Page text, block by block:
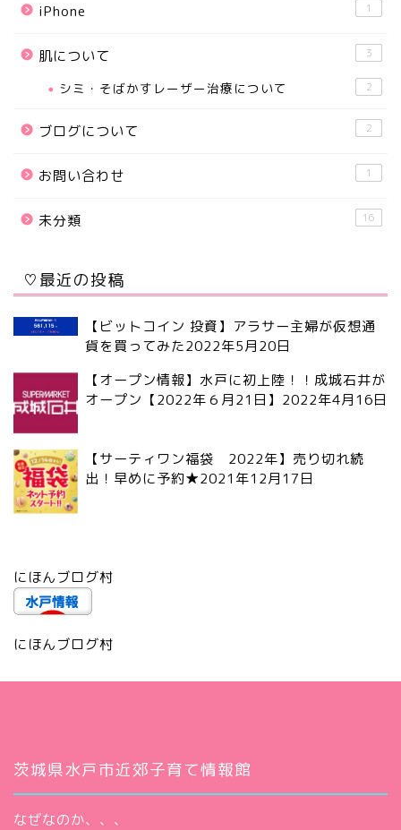
iPhone 1
肌について 3
シミ・そばかすレーザー治療について 2
ブログについて 2
お問い合わせ 1
未分類 16
♡最近の投稿
【ビットコイン 投資】アラサー主婦が仮想通
貨を買ってみた2022年5月20日
【オープン情報】水戸に初上陸！！成城石井が
オープン【2022年６月21日】 2022年4月16日
【サーティワン福袋 2022年】売り切れ続
出！早めに予約★2021年12月17日
にほんブログ村
にほんブログ村
茨城県水戸市近郊子育て情報館
なぜなのか、、、